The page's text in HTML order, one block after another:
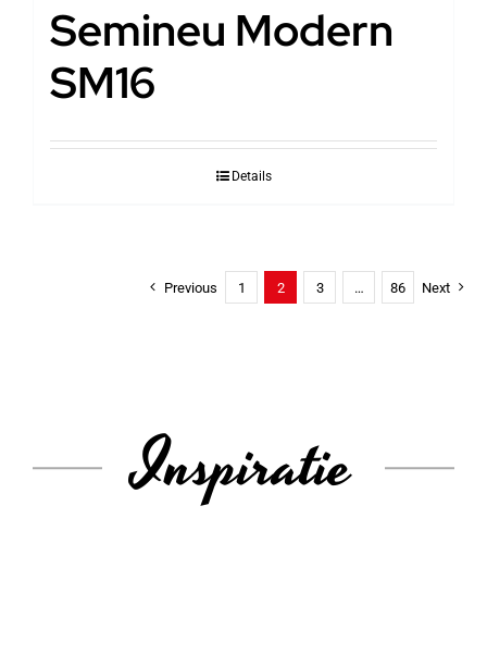
Semineu Modern
SM16
Details
Previous 1 2 3 … 86 Next
Inspiratie